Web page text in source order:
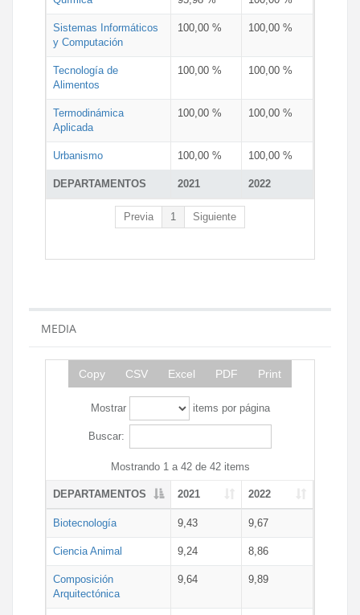
DEPARTAMENTOS 2021 2022
Sistemas Informáticos
y Computación
100,00 % 100,00 %
Tecnología de
Alimentos
100,00 % 100,00 %
Termodinámica
Aplicada
100,00 % 100,00 %
Urbanismo 100,00 % 100,00 %
Previa 1 Siguiente
MEDIA
Copy CSV Excel PDF Print
Mostrar items por página
Buscar:
Mostrando 1 a 42 de 42 items
DEPARTAMENTOS 2021 2022
Biotecnología 9,43 9,67
Ciencia Animal 9,24 8,86
Composición
Arquitectónica
9,64 9,89